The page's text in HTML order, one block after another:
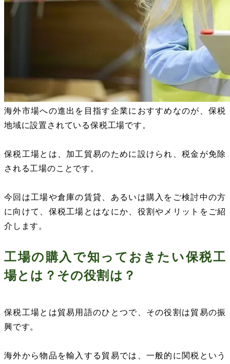
海外市場への進出を目指す企業におすすめなのが、保税
地域に設置されている保税工場です。
保税工場とは、加工貿易のために設けられ、税金が免除
される工場のことです。
今回は工場や倉庫の賃貸、あるいは購入をご検討中の方
に向けて、保税工場とはなにか、役割やメリットをご紹
介します。
工場の購入で知っておきたい保税工
場とは？その役割は？
保税工場とは貿易用語のひとつで、その役割は貿易の振
興です。
海外から物品を輸入する貿易では、一般的に関税という